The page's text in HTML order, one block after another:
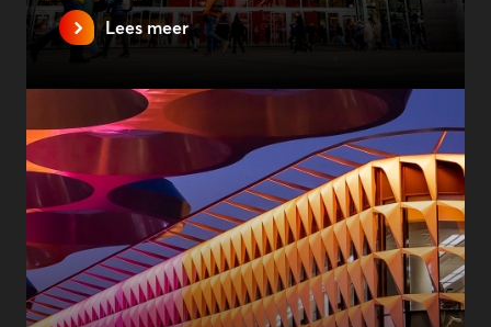
Lees meer